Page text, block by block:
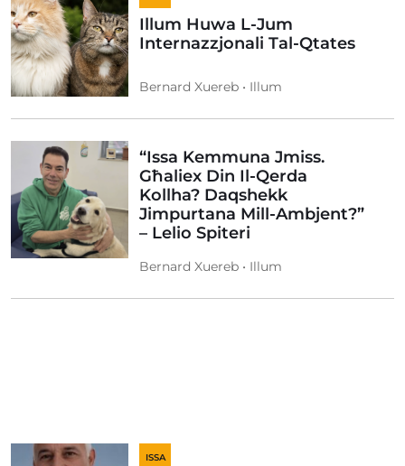
Illum Huwa L-Jum
Internazzjonali Tal-Qtates
Bernard Xuereb • Illum
“Issa Kemmuna Jmiss.
Għaliex Din Il-Qerda
Kollha? Daqshekk
Jimpurtana Mill-Ambjent?”
– Lelio Spiteri
Bernard Xuereb • Illum
ISSA